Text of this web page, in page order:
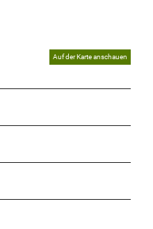
Auf der Karte anschauen